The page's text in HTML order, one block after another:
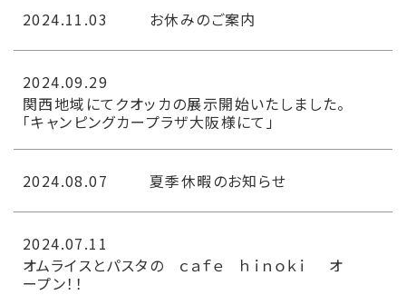
2024.11.03 お休みのご案内
2024.09.29
関西地域にてクオッカの展示開始いたしました。
「キャンピングカープラザ大阪様にて」
2024.08.07 夏季休暇のお知らせ
2024.07.11
オムライスとパスタの ｃａｆｅ ｈｉｎｏｋｉ オ
ープン！！